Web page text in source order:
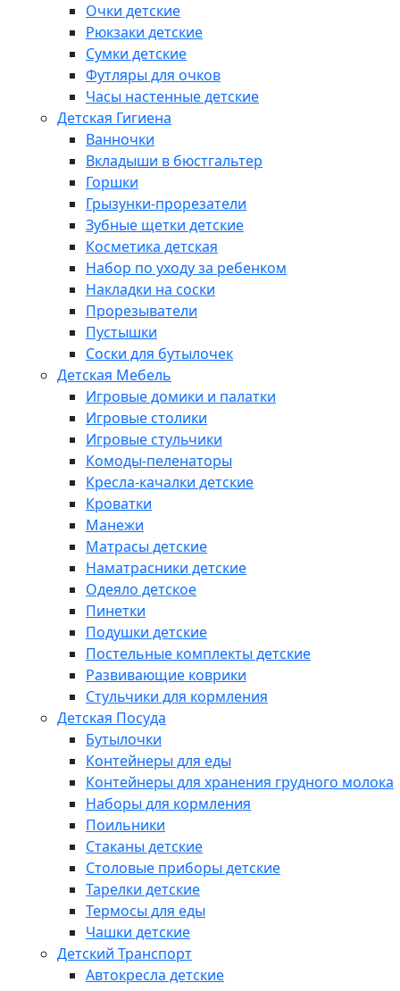
Очки детские
Рюкзаки детские
Сумки детские
Футляры для очков
Часы настенные детские
Детская Гигиена
Ванночки
Вкладыши в бюстгальтер
Горшки
Грызунки-прорезатели
Зубные щетки детские
Косметика детская
Набор по уходу за ребенком
Накладки на соски
Прорезыватели
Пустышки
Соски для бутылочек
Детская Мебель
Игровые домики и палатки
Игровые столики
Игровые стульчики
Комоды-пеленаторы
Кресла-качалки детские
Кроватки
Манежи
Матрасы детские
Наматрасники детские
Одеяло детское
Пинетки
Подушки детские
Постельные комплекты детские
Развивающие коврики
Стульчики для кормления
Детская Посуда
Бутылочки
Контейнеры для еды
Контейнеры для хранения грудного молока
Наборы для кормления
Поильники
Стаканы детские
Столовые приборы детские
Тарелки детские
Термосы для еды
Чашки детские
Детский Транспорт
Автокресла детские